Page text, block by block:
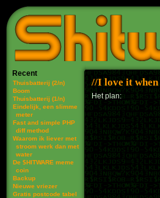
Recent
Thuisbatterij (2/n)
Boom
Thuisbatterij (1/n)
Eindelijk, een slimme
meter
Fast and simple PHP
diff method
Waarom ik liever met
stroom werk dan met
water
De $HITWARE meme
coin
Backup
Nieuwe vriezer
Gratis postcode tabel
I love it when
Het plan: